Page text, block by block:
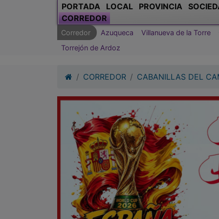
Torrejón de Ardoz
CORREDOR CABANILLAS DEL